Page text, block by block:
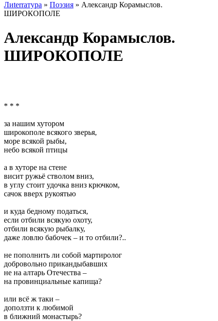
Лиterraтура » Поэзия » Александр Корамыслов.
ШИРОКОПОЛЕ
Александр Корамыслов.
ШИРОКОПОЛЕ
* * *
за нашим хутором
широкополе всякого зверья,
море всякой рыбы,
небо всякой птицы
а в хуторе на стене
висит ружьё стволом вниз,
в углу стоит удочка вниз крючком,
сачок вверх рукоятью
и куда бедному податься,
если отбили всякую охоту,
отбили всякую рыбалку,
даже ловлю бабочек – и то отбили?..
не пополнить ли собой мартиролог
добровольно прикандыбавших
не на алтарь Отечества –
на провинциальные капища?
или всё ж таки –
доползти к любимой
в ближний монастырь?